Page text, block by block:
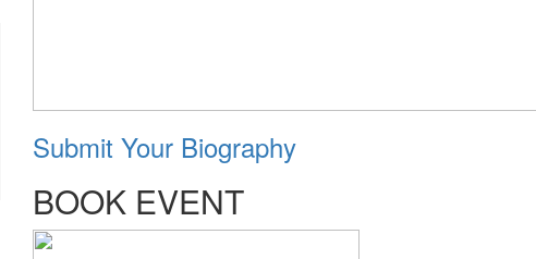
Submit Your Biography
BOOK EVENT